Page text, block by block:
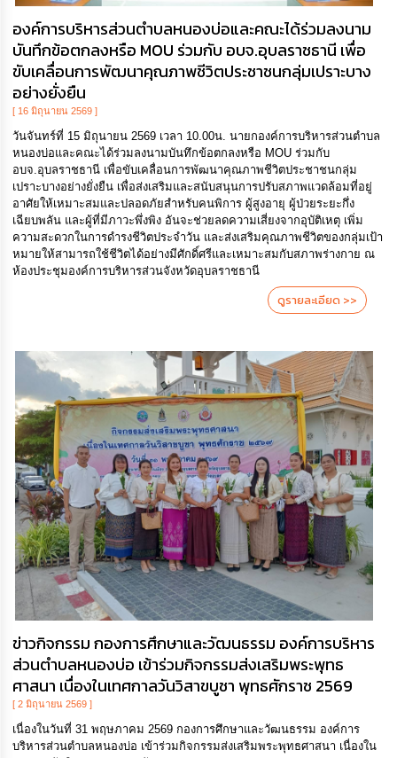
องค์การบริหารส่วนตำบลหนองบ่อและคณะได้ร่วมลงนาม
บันทึกข้อตกลงหรือ MOU ร่วมกับ อบจ.อุบลราชธานี เพื่อ
ขับเคลื่อนการพัฒนาคุณภาพชีวิตประชาชนกลุ่มเปราะบาง
อย่างยั่งยืน
[ 16 มิถุนายน 2569 ]
วันจันทร์ที่ 15 มิถุนายน 2569 เวลา 10.00น. นายกองค์การบริหารส่วนตำบล
หนองบ่อและคณะได้ร่วมลงนามบันทึกข้อตกลงหรือ MOU ร่วมกับ
อบจ.อุบลราชธานี เพื่อขับเคลื่อนการพัฒนาคุณภาพชีวิตประชาชนกลุ่ม
เปราะบางอย่างยั่งยืน เพื่อส่งเสริมและสนับสนุนการปรับสภาพแวดล้อมที่อยู่
อาศัยให้เหมาะสมและปลอดภัยสำหรับคนพิการ ผู้สูงอายุ ผู้ป่วยระยะกึ่ง
เฉียบพลัน และผู้ที่มีภาวะพึ่งพิง อันจะช่วยลดความเสี่ยงจากอุบัติเหตุ เพิ่ม
ความสะดวกในการดำรงชีวิตประจำวัน และส่งเสริมคุณภาพชีวิตของกลุ่มเป้า
หมายให้สามารถใช้ชีวิตได้อย่างมีศักดิ์ศรีและเหมาะสมกับสภาพร่างกาย ณ
ห้องประชุมองค์การบริหารส่วนจังหวัดอุบลราชธานี
ดูรายละเอียด >>
ข่าวกิจกรรม กองการศึกษาและวัฒนธรรม องค์การบริหาร
ส่วนตำบลหนองบ่อ เข้าร่วมกิจกรรมส่งเสริมพระพุทธ
ศาสนา เนื่องในเทศกาลวันวิสาขบูชา พุทธศักราช 2569
[ 2 มิถุนายน 2569 ]
เนื่องในวันที่ 31 พฤษภาคม 2569 กองการศึกษาและวัฒนธรรม องค์การ
บริหารส่วนตำบลหนองบ่อ เข้าร่วมกิจกรรมส่งเสริมพระพุทธศาสนา เนื่องใน